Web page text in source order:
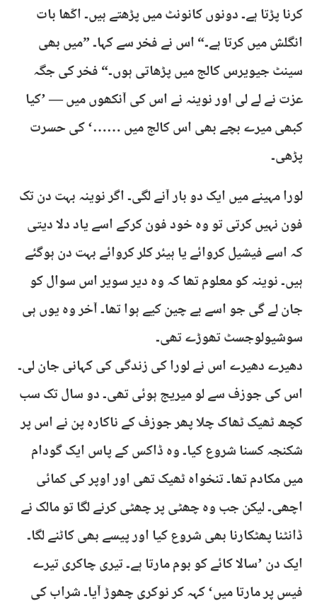
کرنا پڑتا ہے۔ دونوں کانونٹ میں پڑھتے ہیں۔ اکّھا بات
انگلش میں کرتا ہے۔“ اس نے فخر سے کہا۔ ”میں بھی
سینٹ جیویرس کالج میں پڑھاتی ہوں۔“ فخر کی جگہ
عزت نے لے لی اور نوینہ نے اس کی آنکھوں میں — ’کیا
کبھی میرے بچے بھی اس کالج میں ……‘ کی حسرت
پڑھی۔
لورا مہینے میں ایک دو بار آنے لگی۔ اگر نوینہ بہت دن تک
فون نہیں کرتی تو وہ خود فون کرکے اسے یاد دلا دیتی
کہ اسے فیشیل کروائے یا ہیئر کلر کروائے بہت دن ہوگئے
ہیں۔ نوینہ کو معلوم تھا کہ وہ دیر سویر اس سوال کو
جان لے گی جو اسے بے چین کیے ہوا تھا۔ آخر وہ یوں ہی
سوشیولوجسٹ تھوڑے تھی۔
دھیرے دھیرے اس نے لورا کی زندگی کی کہانی جان لی۔
اس کی جوزف سے لو میریج ہوئی تھی۔ دو سال تک سب
کچھ ٹھیک ٹھاک چلا پھر جوزف کے ناکارہ پن نے اس پر
شکنجہ کسنا شروع کیا۔ وہ ڈاکس کے پاس ایک گودام
میں مکادم تھا۔ تنخواہ ٹھیک تھی اور اوپر کی کمائی
اچھی۔ لیکن جب وہ چھٹی پر چھٹی کرنے لگا تو مالک نے
ڈانٹنا پھٹکارنا بھی شروع کیا اور پیسے بھی کاٹنے لگا۔
ایک دن ’سالا کائے کو بوم مارتا ہے۔ تیری چاکری تیرے
فیس پر مارتا میں‘ کہہ کر نوکری چھوڑ آیا۔ شراب کی